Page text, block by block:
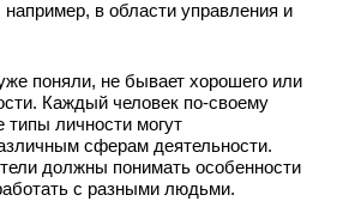
в области управления и
поняли, не бывает хорошего или
Каждый человек по-своему
типы личности могут
сферам деятельности.
должны понимать особенности
с разными людьми.